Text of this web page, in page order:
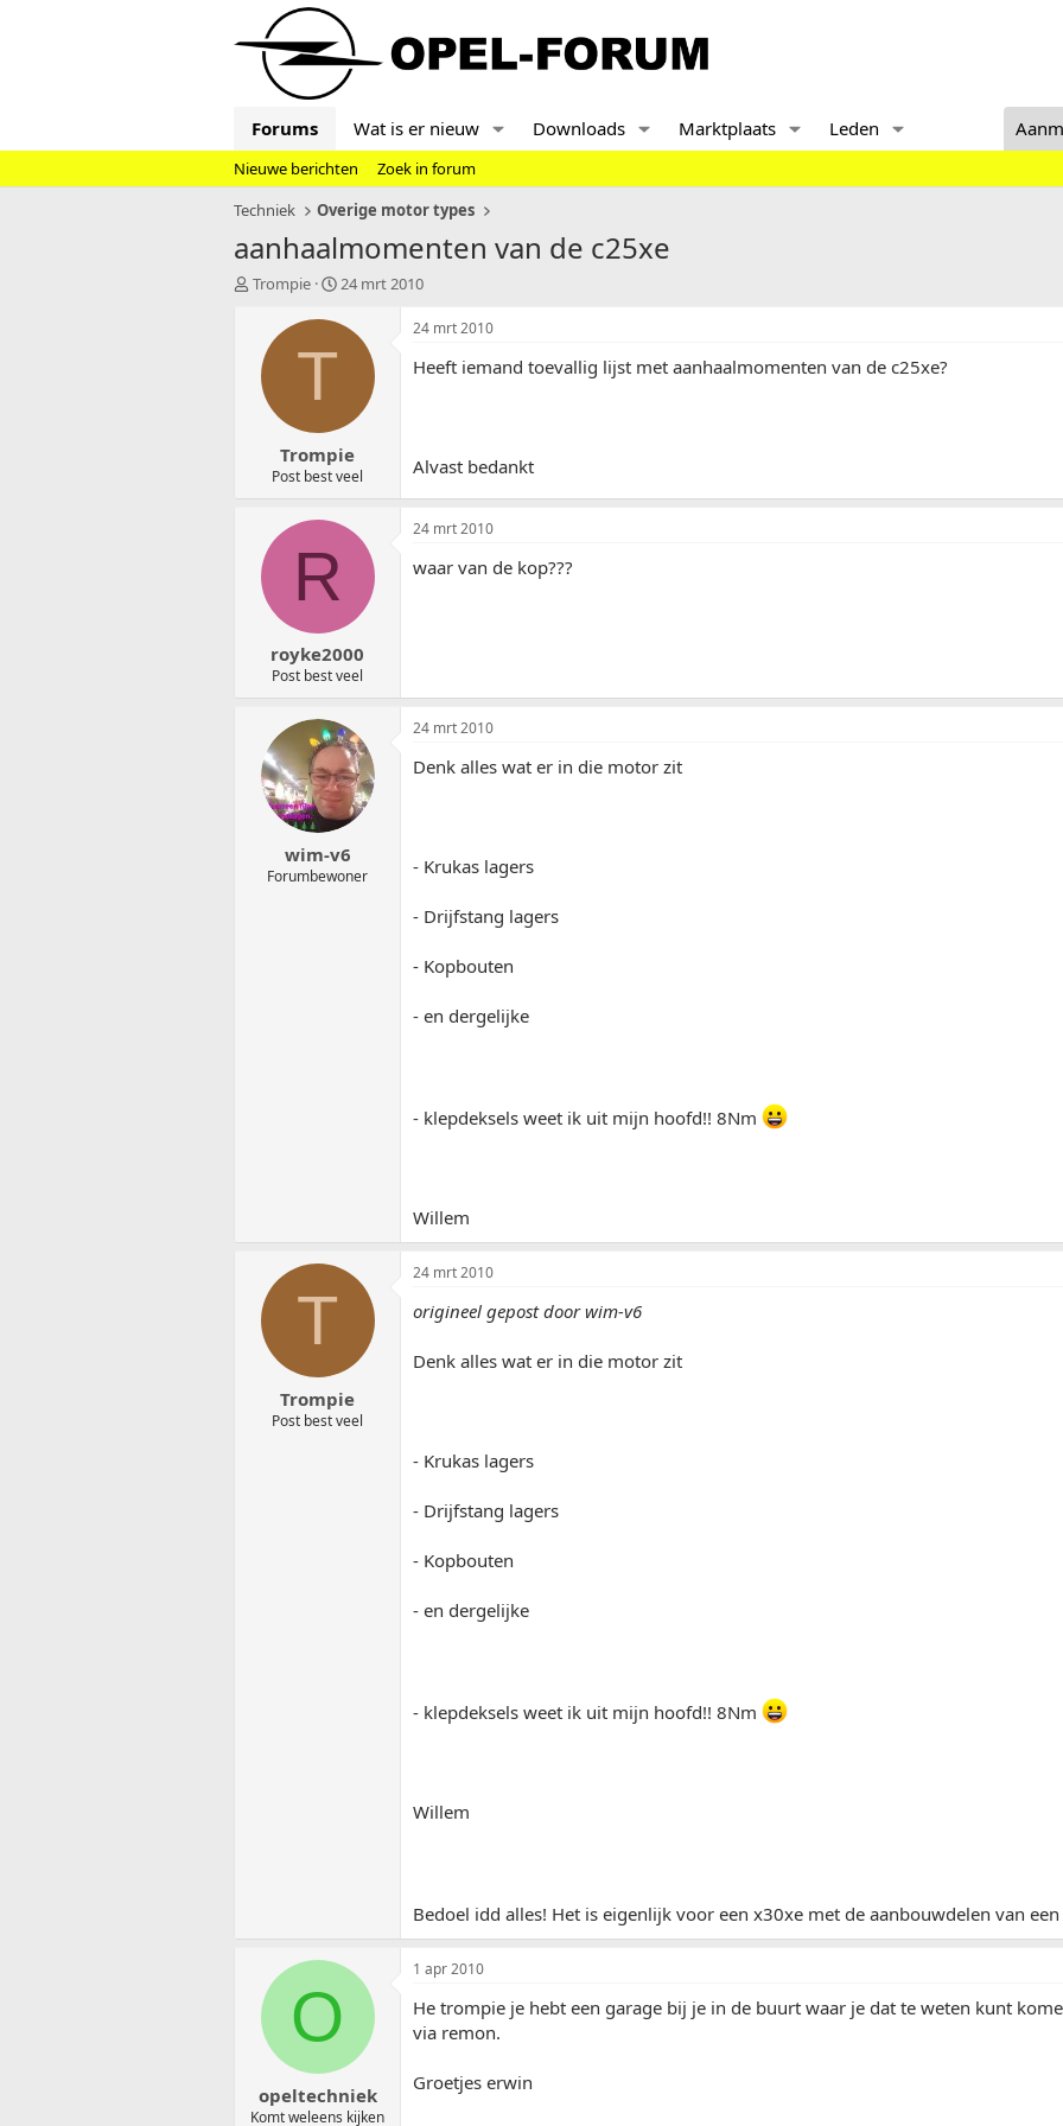
Forums Wat is er nieuw Downloads Marktplaats Leden
Nieuwe berichten
Zoek in forum
Techniek
Overige motor types
aanhaalmomenten van de c25xe
T
e
Trompie
S
a
t
u
m
24 mrt 2010
T
Trompie
Post best veel
24 mrt 2010
Heeft iemand toevallig lijst met aanhaalmomenten van de c25xe?
Alvast bedankt
R
royke2000
Post best veel
24 mrt 2010
waar van de kop???
wim-v6
Forumbewoner
24 mrt 2010
Denk alles wat er in die motor zit
- Krukas lagers
- Drijfstang lagers
- Kopbouten
- en dergelijke
- klepdeksels weet ik uit mijn hoofd!! 8Nm
Willem
T
Trompie
Post best veel
24 mrt 2010
origineel gepost door wim-v6
Denk alles wat er in die motor zit
- Krukas lagers
- Drijfstang lagers
- Kopbouten
- en dergelijke
- klepdeksels weet ik uit mijn hoofd!! 8Nm
Willem
Bedoel idd alles! Het is eigenlijk voor een x30xe met de aanbouwdelen van
O
opeltechniek
Komt weleens kijken
1 apr 2010
He trompie je hebt een garage bij je in de buurt waar je dat te weten kunt
via remon.
Groetjes erwin